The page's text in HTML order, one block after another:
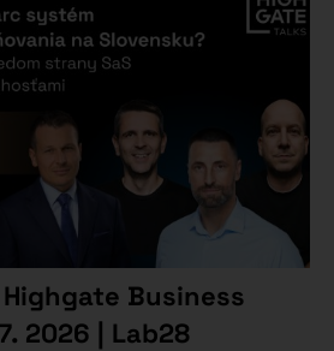
Business
2026 | Lab28